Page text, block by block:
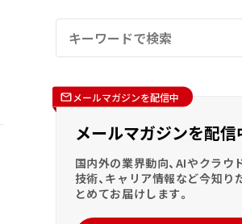
メールマガジンを配信中
メールマガジンを配信
国内外の業界動向、AIやクラウ
技術、キャリア情報など今知り
とめてお届けします。